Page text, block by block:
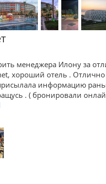
менеджера Илону за
хороший отель .
информацию
. ( бронировали